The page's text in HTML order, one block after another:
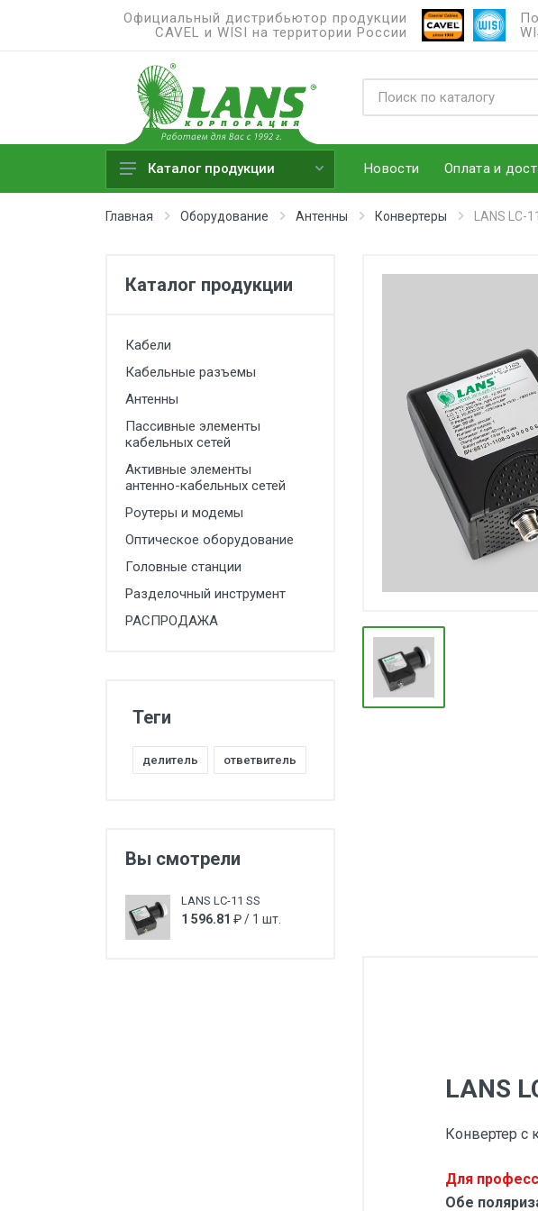
Официальный дистрибьютор продукции
CAVEL и WISI на территории России
Кабели
Антенны
Активные элементы антенно-
кабельных сетей
Роутеры и модемы
Оптическое оборудование
Головные станции
Каталог продукции Новости Оплата и
Главная Оборудование Антенны Конвертеры LANS LC-
Каталог продукции
Кабели
Кабельные разъемы
Антенны
Пассивные элементы
кабельных сетей
Активные элементы
антенно-кабельных сетей
Роутеры и модемы
Оптическое оборудование
Головные станции
Разделочный инструмент
РАСПРОДАЖА
Теги
делитель ответвитель
Вы смотрели
LANS LC-11 SS
1 596.81 ₽ / 1 шт.
LANS
Конвертер с
Для
Обе